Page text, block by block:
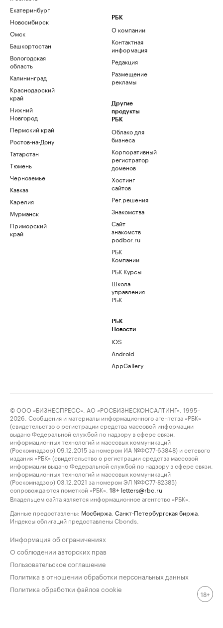
Екатеринбург
Новосибирск
Омск
Башкортостан
Вологодская
область
Калининград
Краснодарский
край
Нижний
Новгород
Пермский край
Ростов-на-Дону
Татарстан
Тюмень
Черноземье
Кавказ
Карелия
Мурманск
Приморский
край
РБК
О компании
Контактная
информация
Редакция
Размещение
рекламы
Другие
продукты
РБК
Облако для
бизнеса
Корпоративный
регистратор
доменов
Хостинг
сайтов
Рег.решения
Знакомства
Сайт
знакомств
podbor.ru
РБК
Компании
РБК Курсы
Школа
управления
РБК
РБК
Новости
iOS
Android
AppGallery
© ООО «БИЗНЕСПРЕСС», АО «РОСБИЗНЕСКОНСАЛТИНГ», 1995–
2026. Сообщения и материалы информационного агентства «РБК»
(свидетельство о регистрации средства массовой информации
выдано Федеральной службой по надзору в сфере связи,
информационных технологий и массовых коммуникаций
(Роскомнадзор) 09.12.2015 за номером ИА №ФС77-63848) и сетевого
издания «РБК» (свидетельство о регистрации средства массовой
информации выдано Федеральной службой по надзору в сфере связи,
информационных технологий и массовых коммуникаций
(Роскомнадзор) 03.12.2021 за номером ЭЛ №ФС77-82385)
сопровождаются пометкой «РБК».
18+ letters@rbc.ru
Владельцем сайта является информационное агентство «РБК».
Данные предоставлены: Мосбиржа Санкт-Петербургская биржа
Индексы облигаций предоставлены Cbonds.
Информация об ограничениях
О соблюдении авторских прав
Пользовательское соглашение
Политика в отношении обработки персональных данных
Политика обработки файлов cookie
18+